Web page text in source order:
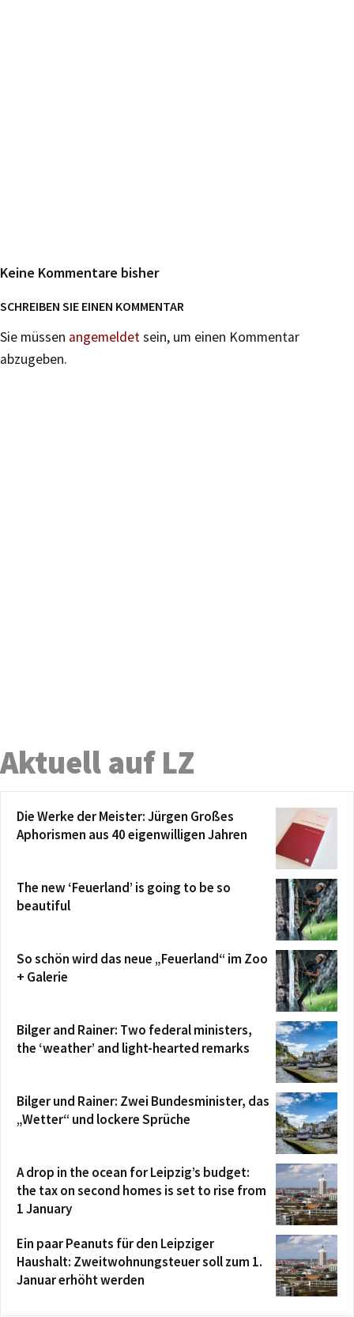
Keine Kommentare bisher
SCHREIBEN SIE EINEN KOMMENTAR
Sie müssen angemeldetsein, um einen Kommentar
abzugeben.
Aktuell auf LZ
Die Werke der Meister: Jürgen Großes
Aphorismen aus 40 eigenwilligen Jahren
The new ‘Feuerland’ is going to be so
beautiful
So schön wird das neue „Feuerland“ im Zoo
+ Galerie
Bilger and Rainer: Two federal ministers,
the ‘weather’ and light-hearted remarks
Bilger und Rainer: Zwei Bundesminister, das
„Wetter“ und lockere Sprüche
A drop in the ocean for Leipzig’s budget:
the tax on second homes is set to rise from
1 January
Ein paar Peanuts für den Leipziger
Haushalt: Zweitwohnungsteuer soll zum 1.
Januar erhöht werden